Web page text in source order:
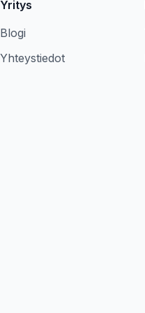
Yritys
Blogi
Yhteystiedot